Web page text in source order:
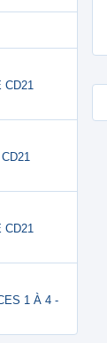
CD21
CD21
1 À 4 -